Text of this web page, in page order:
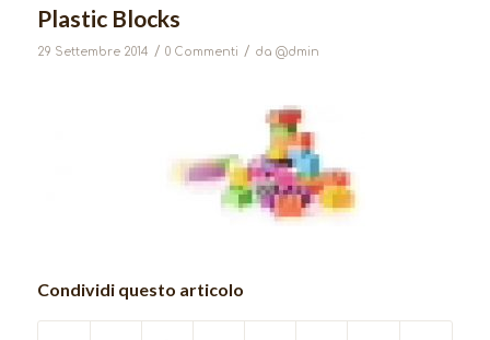
Plastic Blocks
29 Settembre 2014 / 0 Commenti / da @dmin
Condividi questo articolo